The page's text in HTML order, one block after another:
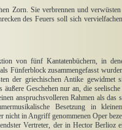
Zorn. Sie verbrennen und
des Feuers soll sich
von fünf Kantatenbüchern, in
Fünferblock zusammengefasst
der griechischen Antike gewidmet
äußere Geschehen nur an, die
anspruchsvolleren Rahmen als das
Besetzung in
nicht in Angriff genommenen Oper
Vertreter, der in Hector Berlioz